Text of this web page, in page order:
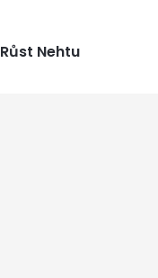
Růst Nehtu